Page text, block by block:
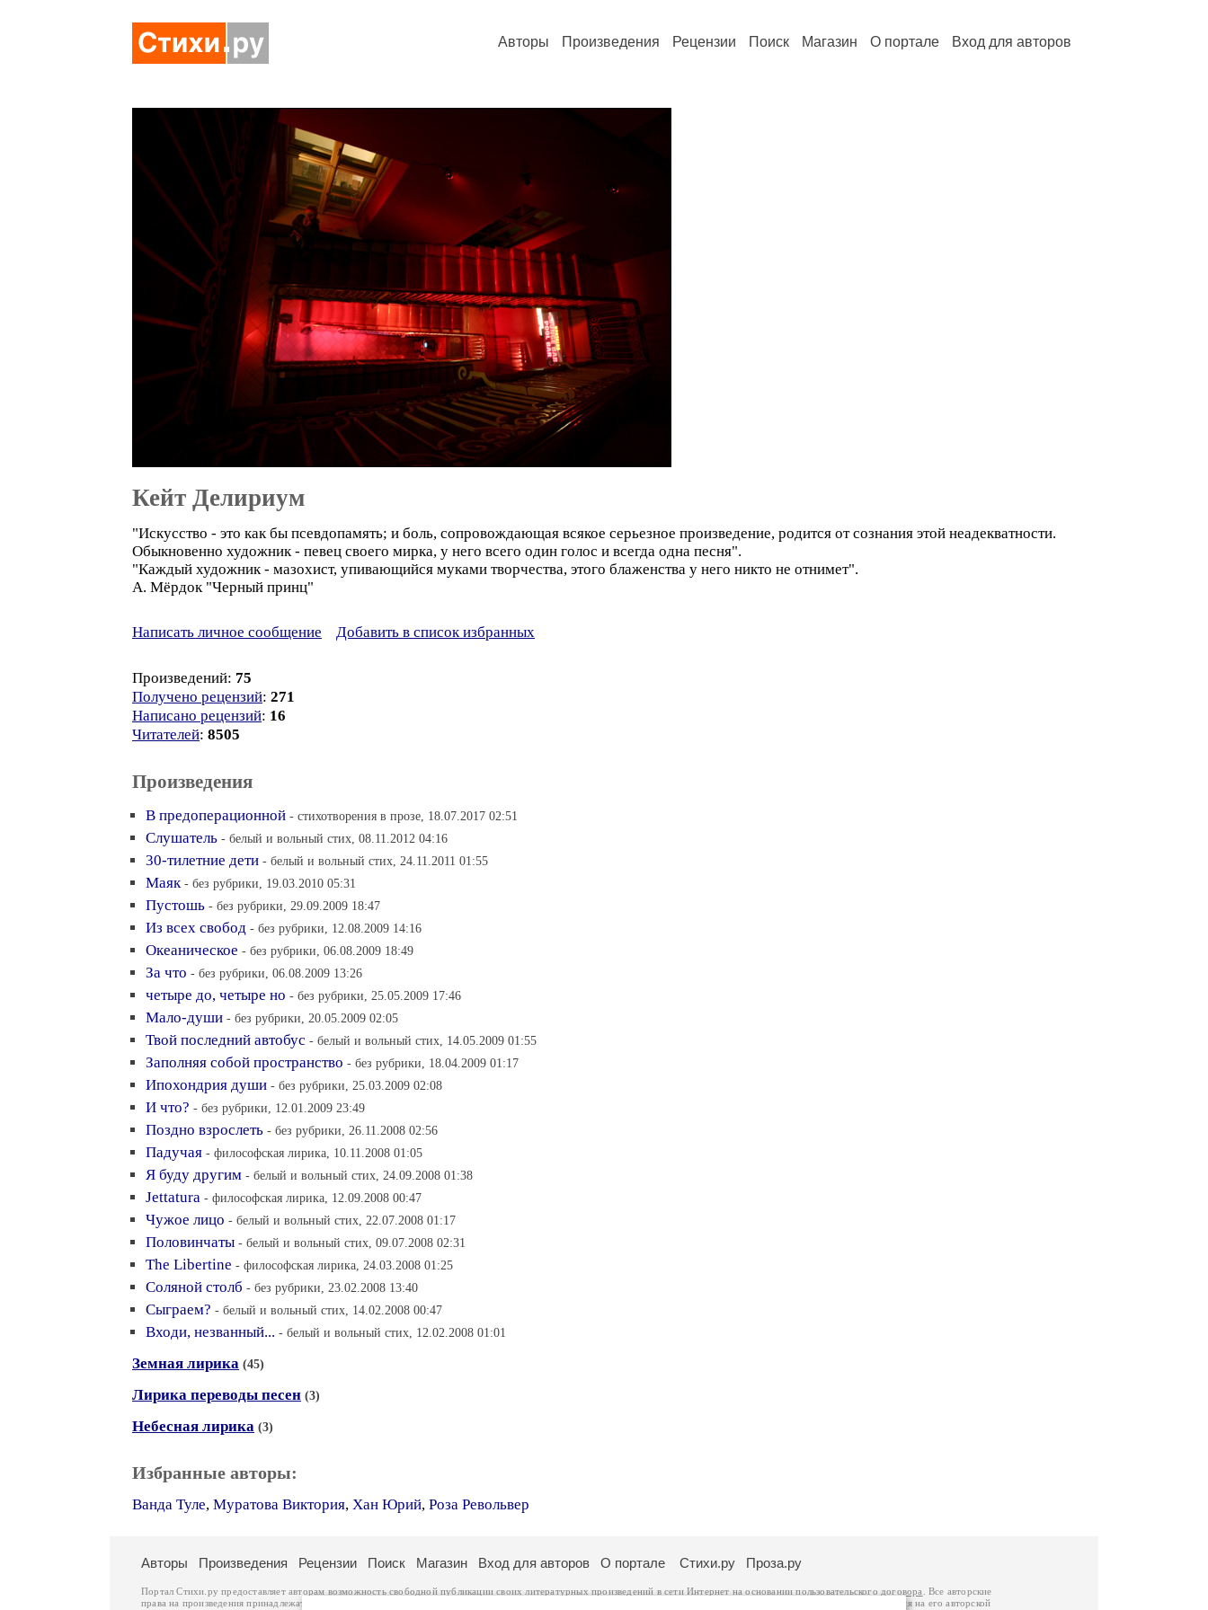
Авторы Произведения Рецензии Поиск Магазин О портале Вход для авторов
Кейт Делириум
"Искусство - это как бы псевдопамять; и боль, сопровождающая всякое серьезное произведение, родится от сознания этой неадекватности.
Обыкновенно художник - певец своего мирка, у него всего один голос и всегда одна песня".
"Каждый художник - мазохист, упивающийся муками творчества, этого блаженства у него никто не отнимет".
А. Мёрдок "Черный принц"
Написать личное сообщение Добавить в список избранных
Произведений: 75
Получено рецензий: 271
Написано рецензий: 16
Читателей: 8505
Произведения
В предоперационной - cтихотворения в прозе, 18.07.2017 02:51
Слушатель - белый и вольный стих, 08.11.2012 04:16
30-тилетние дети - белый и вольный стих, 24.11.2011 01:55
Маяк - без рубрики, 19.03.2010 05:31
Пустошь - без рубрики, 29.09.2009 18:47
Из всех свобод - без рубрики, 12.08.2009 14:16
Океаническое - без рубрики, 06.08.2009 18:49
За что - без рубрики, 06.08.2009 13:26
четыре до, четыре но - без рубрики, 25.05.2009 17:46
Мало-души - без рубрики, 20.05.2009 02:05
Твой последний автобус - белый и вольный стих, 14.05.2009 01:55
Заполняя собой пространство - без рубрики, 18.04.2009 01:17
Ипохондрия души - без рубрики, 25.03.2009 02:08
И что? - без рубрики, 12.01.2009 23:49
Поздно взрослеть - без рубрики, 26.11.2008 02:56
Падучая - философская лирика, 10.11.2008 01:05
Я буду другим - белый и вольный стих, 24.09.2008 01:38
Jettatura - философская лирика, 12.09.2008 00:47
Чужое лицо - белый и вольный стих, 22.07.2008 01:17
Половинчаты - белый и вольный стих, 09.07.2008 02:31
The Libertine - философская лирика, 24.03.2008 01:25
Соляной столб - без рубрики, 23.02.2008 13:40
Сыграем? - белый и вольный стих, 14.02.2008 00:47
Входи, незванный... - белый и вольный стих, 12.02.2008 01:01
Земная лирика (45)
Лирика переводы песен (3)
Небесная лирика (3)
Избранные авторы:
Ванда Туле, Муратова Виктория, Хан Юрий, Роза Револьвер
Авторы Произведения Рецензии Поиск Магазин Вход для авторов О портале Стихи.ру Проза.ру
Портал Стихи.ру предоставляет авторам возможность свободной публикации своих литературных произведений в сети Интернет на основаниипользовательского договора
. Все авторские
права на произведения принадлежат авторам и охраняются
. Перепечатка произведений возможна только с согласия его автора, к которому вы можете обратиться на его авторской